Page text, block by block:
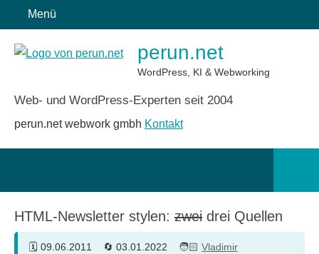
Inhalt
springen
Menü
perun.net
WordPress, KI & Webworking
Web- und WordPress-Experten seit 2004
perun.net webwork gmbh Kontakt
HTML-Newsletter stylen: zwei drei Quellen
09.06.2011 03.01.2022 Vladimir